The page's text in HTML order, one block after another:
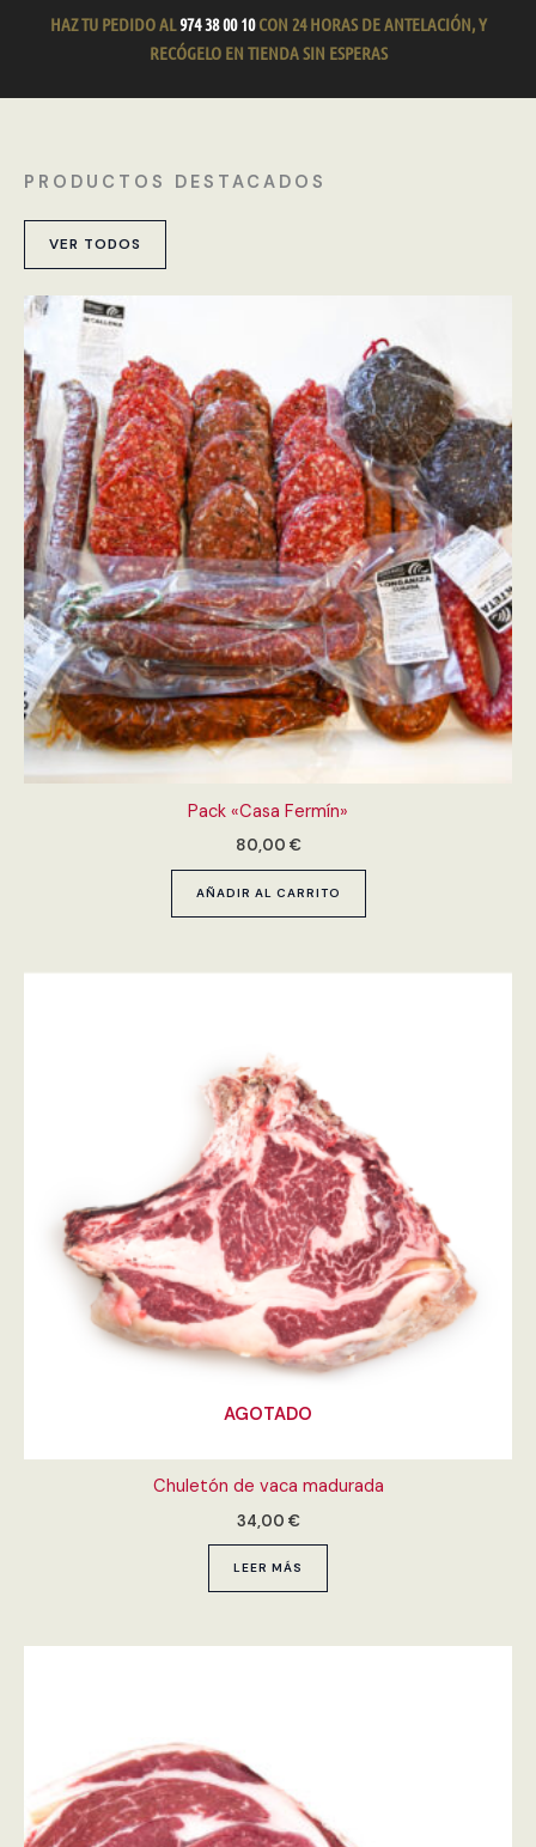
HAZ TU PEDIDO AL974 38 00 10CON 24 HORAS DE ANTELACIÓN, Y
RECÓGELO EN TIENDA SIN ESPERAS
PRODUCTOS DESTACADOS
VER TODOS
Pack «Casa Fermín»
80,00 €
AÑADIR AL CARRITO
AGOTADO
Chuletón de vaca madurada
34,00 €
LEER MÁS